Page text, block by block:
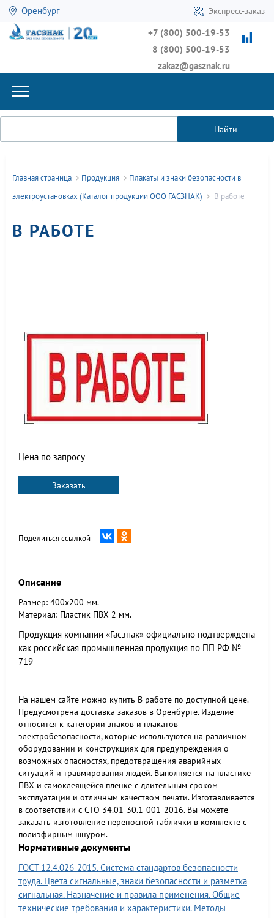
Оренбург Экспресс-заказ
+7 (800) 500-19-53
8 (800) 500-19-53
zakaz@gasznak.ru
Найти
Главная страница Продукция
Плакаты и знаки безопасности в
электроустановках (Каталог продукции ООО ГАСЗНАК)
В работе
В РАБОТЕ
Цена по запросу
Заказать
Поделиться ссылкой
Описание
Размер: 400х200 мм.
Материал: Пластик ПВХ 2 мм.
Продукция компании «Гасзнак» официально подтверждена
как российская промышленная продукция по ПП РФ №
719
На нашем сайте можно купить В работе по доступной цене.
Предусмотрена доставка заказов в Оренбурге. Изделие
относится к категории знаков и плакатов
электробезопасности, которые используются на различном
оборудовании и конструкциях для предупреждения о
возможных опасностях, предотвращения аварийных
ситуаций и травмирования людей. Выполняется на пластике
ПВХ и самоклеящейся пленке с длительным сроком
эксплуатации и отличным качеством печати. Изготавливается
в соответствии с СТО 34.01-30.1-001-2016. Вы можете
заказать изготовление переносной таблички в комплекте с
полиэфирным шнуром.
Нормативные документы
ГОСТ 12.4.026-2015. Система стандартов безопасности
труда. Цвета сигнальные, знаки безопасности и разметка
сигнальная. Назначение и правила применения. Общие
технические требования и характеристики. Методы